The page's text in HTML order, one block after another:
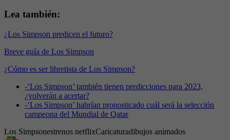
Lea también:
¿Los Simpson predicen el futuro?
Breve guía de Los Simpson
¿Cómo es ser libretista de Los Simpson?
-‘Los Simpson’ también tienen predicciones para 2023,
¿volverán a acertar?
-‘Los Simpson’ habrían pronosticado cuál será la selección
campeona del Mundial de Qatar
Los Simpsonestrenos netflixCaricaturadibujos animados